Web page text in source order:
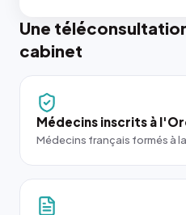
Une
cabinet
Médecins inscrits à
Médecins français formés à